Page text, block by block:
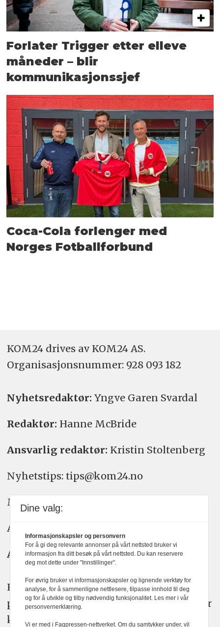
Forlater Trigger etter elleve
måneder – blir
kommunikasjonssjef
Coca-Cola forlenger med
Norges Fotballforbund
KOM24 drives av KOM24 AS.
Organisasjons­nummer: 928 093 182
Nyhetsredaktør: Yngve Garen Svardal
Redaktør: Hanne McBride
Ansvarlig redaktør: Kristin Stoltenberg
Nyhetstips: tips@kom24.no
Meninger: meninger@kom24.no
Annonse: annonse@watchmedia.no
Abonnement:kom24@watchmedia.no
KOM24 arbeider etter Vær Varsom-
plakatens regler for god presseskikk. Her
kan du lese mer om PFUs arbeid.
Dine valg:
Informasjonskapsler og personvern
For å gi deg relevante annonser på vårt nettsted bruker vi
informasjon fra ditt besøk på vårt nettsted. Du kan reservere
deg mot dette under "Innstillinger".
For øvrig bruker vi informasjonskapsler og lignende verktøy for
analyse, for å sammenligne nettlesere, tilpasse innhold til deg
og for å utvikle og tilby nødvendig funksjonalitet. Les mer i vår
personvernerklæring.
Vi er med i Fagpressen-nettverket. Om du samtykker under, vil